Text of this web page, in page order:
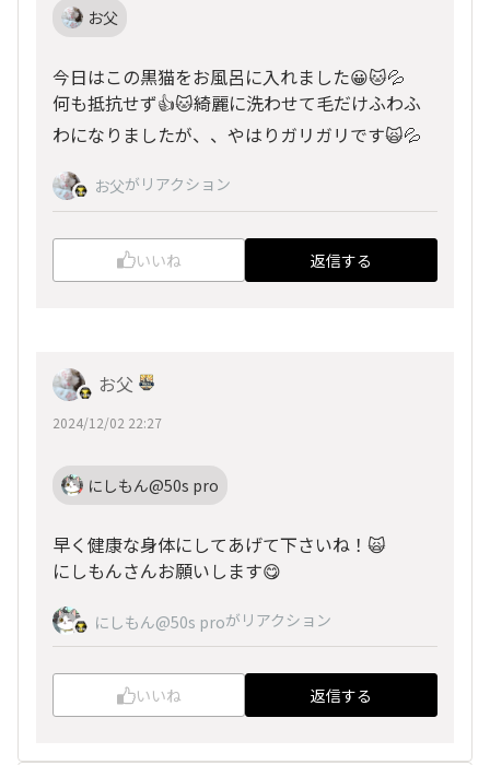
お父
今日はこの黒猫をお風呂に入れました😀🐱💦
何も抵抗せず👍🐱綺麗に洗わせて毛だけふわふ
わになりましたが、、やはりガリガリです🙀💦
お父がリアクション
いいね 返信する
お父
2024/12/02 22:27
にしもん@50s pro
早く健康な身体にしてあげて下さいね！🙀
にしもんさんお願いします😋
にしもん@50s proがリアクション
いいね 返信する